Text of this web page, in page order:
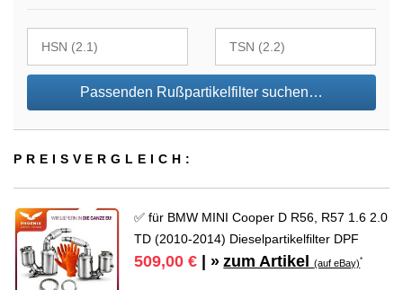
Passenden Rußpartikelfilter suchen…
PREIS­VER­GLEICH:
✅ für BMW MINI Cooper D R56, R57 1.6 2.0
TD (2010-2014) Dieselpartikelfilter DPF
509,00 € | » zum Artikel(auf eBay)*